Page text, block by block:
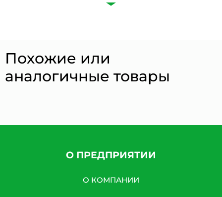
Похожие или
аналогичные товары
О ПРЕДПРИЯТИИ
О КОМПАНИИ